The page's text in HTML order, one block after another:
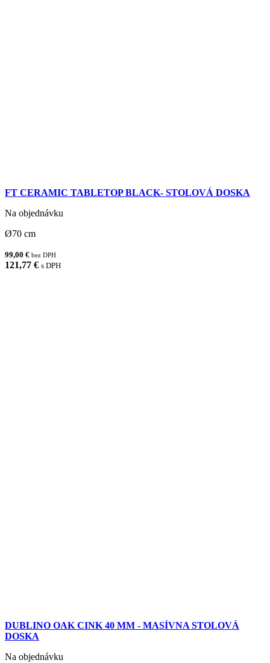
FT CERAMIC TABLETOP BLACK- STOLOVÁ DOSKA
Na objednávku
Ø70 cm
99,00 € bez DPH
121,77 € s DPH
DUBLINO OAK CINK 40 MM - MASÍVNA STOLOVÁ
DOSKA
Na objednávku